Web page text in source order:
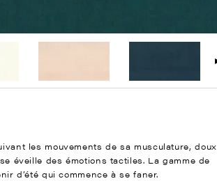
les mouvements de sa musculature, doux
éveille des émotions tactiles. La gamme de
d’été qui commence à se faner.